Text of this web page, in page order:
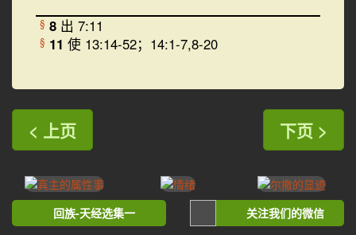
§ 8 出 7:11
§ 11 使 13:14-52；14:1-7,8-20
< 上页 下页 >
回族-天经选集一 关注我们的微信